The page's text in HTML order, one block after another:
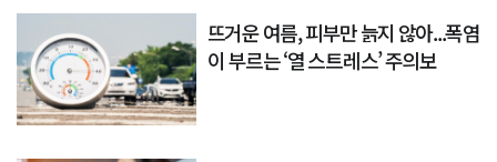
뜨거운 여름, 피부만 늙지 않아...폭염
이 부르는 ‘열 스트레스’ 주의보